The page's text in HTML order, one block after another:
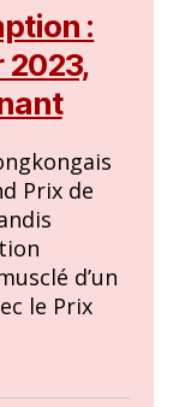
:
2023,
Prix de
d’un
le Prix